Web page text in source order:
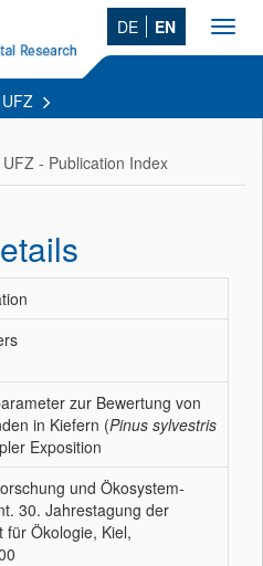
DE EN
UFZ
UFZ - Publication Index
zur Bewertung von
in Kiefern (Pinus sylvestris
Exposition
und Ökosystem-
30. Jahrestagung der
für Ökologie, Kiel,